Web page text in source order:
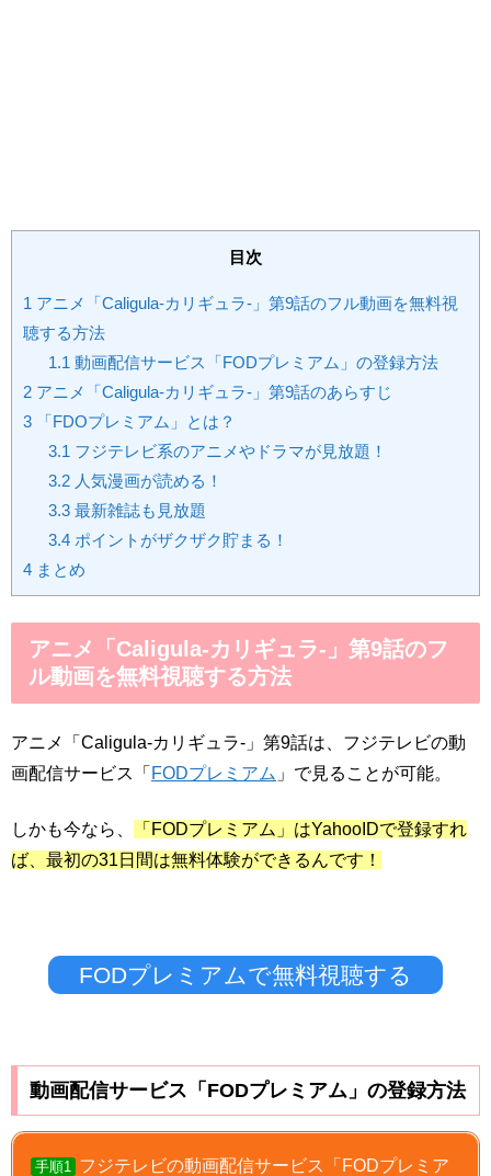
目次
1 アニメ「Caligula-カリギュラ-」第9話のフル動画を無料視
聴する方法
1.1 動画配信サービス「FODプレミアム」の登録方法
2 アニメ「Caligula-カリギュラ-」第9話のあらすじ
3 「FDOプレミアム」とは？
3.1 フジテレビ系のアニメやドラマが見放題！
3.2人気漫画が読める！
3.3最新雑誌も見放題
3.4ポイントがザクザク貯まる！
4 まとめ
アニメ「Caligula-カリギュラ-」第9話のフ
ル動画を無料視聴する方法
アニメ「Caligula-カリギュラ-」第9話は、フジテレビの動
画配信サービス「 FODプレミアム 」で見ることが可能。
しかも今なら、
「FODプレミアム」はYahooIDで登録すれ
ば、最初の31日間は無料体験ができるんです！
FODプレミアムで無料視聴する
動画配信サービス「FODプレミアム」の登録方法
手順1 フジテレビの動画配信サービス「FODプレミア